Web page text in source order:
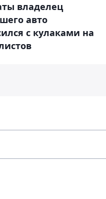
владелец
авто
с кулаками на